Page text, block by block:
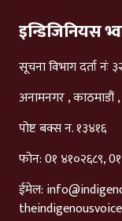
इन्डिजिनियस
सूचना विभाग दर्ता नंः
अनामनगर , काठमाडौं
पोष्ट बक्स न. १३४१६
फोन: 0१ ४१०२६८९,
ईमेल: